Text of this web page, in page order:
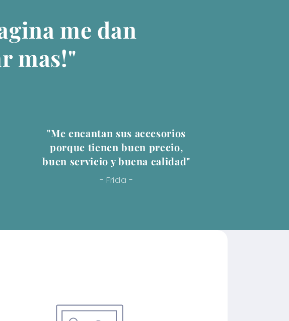
me dan
mas!"
"Me encantan sus accesorios
porque tienen buen precio,
buen servicio y buena calidad"
- Frida -